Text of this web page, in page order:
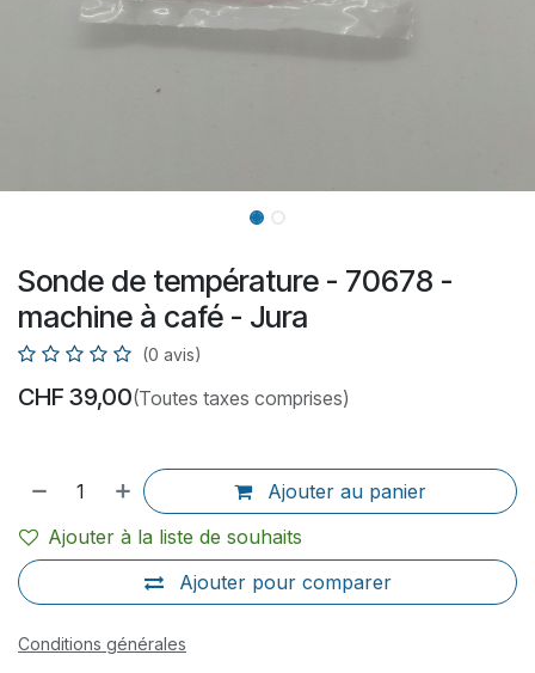
Sonde de température - 70678 -
machine à café - Jura
(0 avis)
CHF 39,00(Toutes taxes comprises)
Ajouter au panier
Ajouter pour comparer
Ajouter à la liste de souhaits
Conditions générales